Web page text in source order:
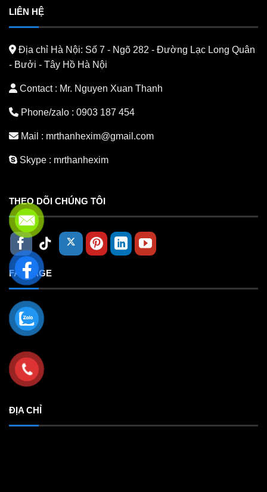
LIÊN HỆ
Địa chỉ Hà Nội: Số 7 - Ngõ 282 - Đường Lạc Long Quân
- Bưởi - Tây Hồ Hà Nội
Contact : Mr. Nguyen Xuan Thanh
Phone/zalo : 0903 187 454
Mail : mrthanhexim@gmail.com
Skype : mrthanhexim
THEO DÕI CHÚNG TÔI
FANPAGE
ĐỊA CHỈ